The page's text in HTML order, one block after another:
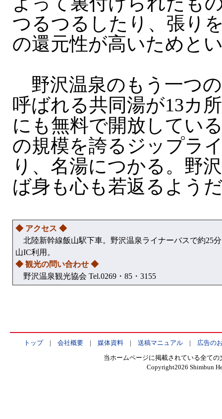
つるつるしたり、張り
の還元性が高いためと
野沢温泉のもう一つ
呼ばれる共同湯が13カ
にも無料で開放してい
の規模を誇るジップラ
り、名湯につかる。野
ば身も心も若返るよう
◆ アクセス ◆
北陸新幹線飯山駅下車。野沢温泉ライナーバスで約25
山IC利用。
◆ 観光の問い合わせ ◆
野沢温泉観光協会 Tel.0269・85・3155
トップ| 会社概要| 媒体資料| 送稿マニュアル| 広告の
当ホームページに掲載されている全て
Copyright2026 Shimbun